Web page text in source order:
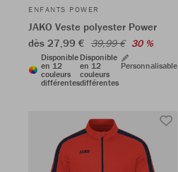
ENFANTS POWER
JAKO Veste polyester Power
dès 27,99 € 39,99 € 30 %
Disponible
en 12
couleurs
différentes
Disponible
en 12
couleurs
différentes
Personnalisable